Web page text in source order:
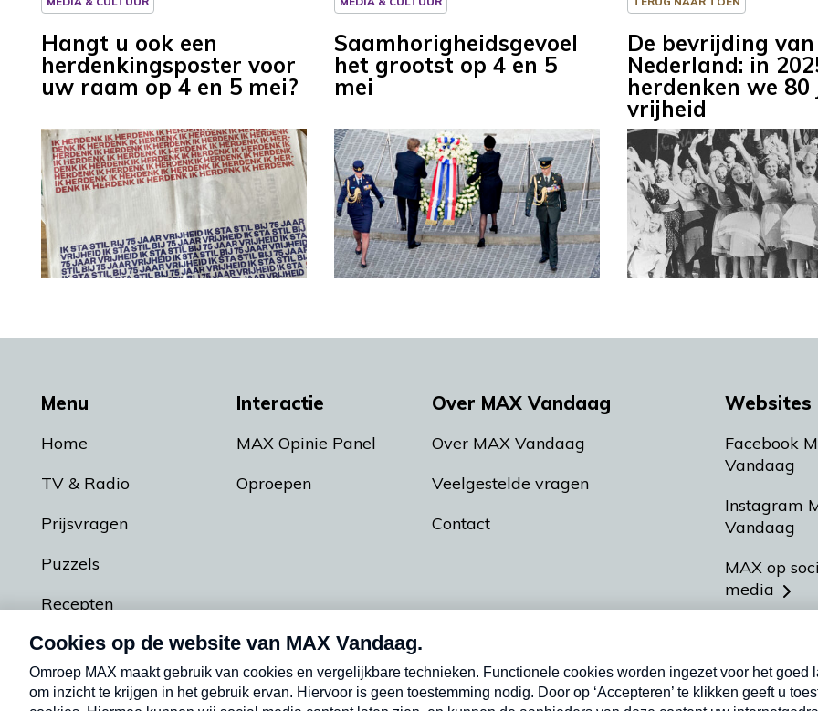
Hangt u ook een
herdenkingsposter voor
uw raam op 4 en 5 mei?
Saamhorigheidsgevoel
het grootst op 4 en 5
mei
De bevrijding van
Nederland: in
herdenken we
vrijheid
Menu
Home
TV & Radio
Prijsvragen
Puzzels
Recepten
Podcasts
Interactie
MAX Opinie Panel
Oproepen
Over MAX Vandaag
Over MAX Vandaag
Veelgestelde vragen
Contact
Websites
Facebook
Vandaag
Instagram
Vandaag
MAX op
media
Meldpunt